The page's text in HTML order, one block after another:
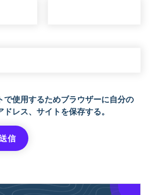
で使用するためブラウザーに自分の
レス、サイトを保存する。